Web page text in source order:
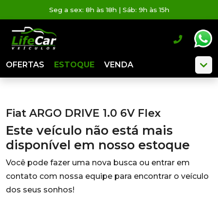
Seg a sex: 8h às 18h | Sáb: 9h às 15h
OFERTAS ESTOQUE VENDA
Fiat ARGO DRIVE 1.0 6V Flex
Este veículo não está mais
disponível em nosso estoque
Você pode fazer uma nova busca ou entrar em
contato com nossa equipe para encontrar o veículo
dos seus sonhos!